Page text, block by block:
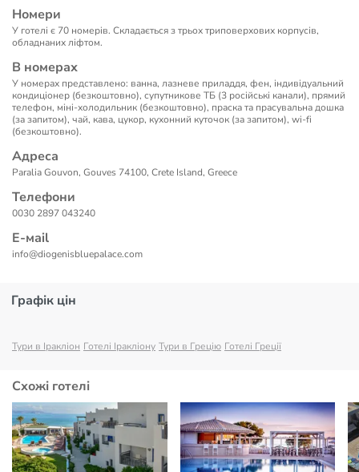
Номери
У готелі є 70 номерів. Складається з трьох триповерхових корпусів,
обладнаних ліфтом.
В номерах
У номерах представлено: ванна, лазневе приладдя, фен, індивідуальний
кондиціонер (безкоштовно), супутникове ТБ (3 російські канали), прямий
телефон, міні-холодильник (безкоштовно), праска та прасувальна дошка
(за запитом), чай, кава, цукор, кухонний куточок (за запитом), wi-fi
(безкоштовно).
Адреса
Paralia Gouvon, Gouves 74100, Crete Island, Greece
Телефони
0030 2897 043240
Е-маil
info@diogenisbluepalace.com
Графік цін
Тури в Іракліон Готелі Іракліону Тури в Грецію Готелі Греції
Схожі готелі